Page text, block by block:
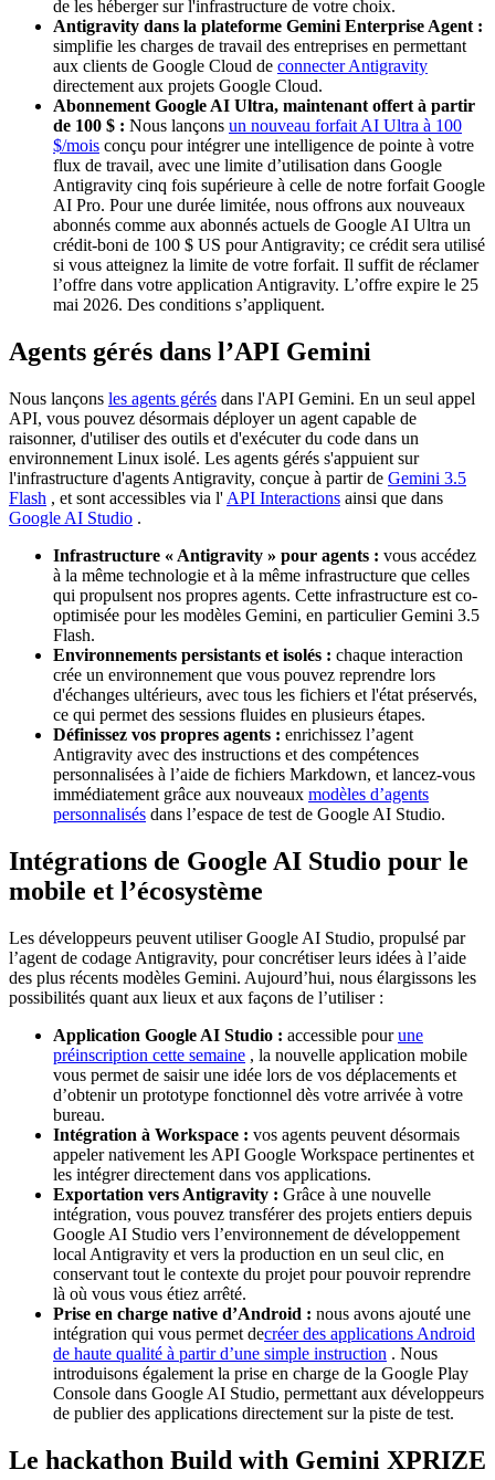
de les héberger sur l'infrastructure de votre choix.
Antigravity dans la plateforme Gemini Enterprise Agent :
simplifie les charges de travail des entreprises en permettant
aux clients de Google Cloud de connecter Antigravity
directement aux projets Google Cloud.
Abonnement Google AI Ultra, maintenant offert à partir
de 100 $ : Nous lançons un nouveau forfait AI Ultra à 100
$/mois conçu pour intégrer une intelligence de pointe à votre
flux de travail, avec une limite d’utilisation dans Google
Antigravity cinq fois supérieure à celle de notre forfait Google
AI Pro. Pour une durée limitée, nous offrons aux nouveaux
abonnés comme aux abonnés actuels de Google AI Ultra un
crédit-boni de 100 $ US pour Antigravity; ce crédit sera utilisé
si vous atteignez la limite de votre forfait. Il suffit de réclamer
l’offre dans votre application Antigravity. L’offre expire le 25
mai 2026. Des conditions s’appliquent.
Agents gérés dans l’API Gemini
Nous lançons les agents gérés dans l'API Gemini. En un seul appel
API, vous pouvez désormais déployer un agent capable de
raisonner, d'utiliser des outils et d'exécuter du code dans un
environnement Linux isolé. Les agents gérés s'appuient sur
l'infrastructure d'agents Antigravity, conçue à partir de Gemini 3.5
Flash , et sont accessibles via l' API Interactions ainsi que dans
Google AI Studio .
Infrastructure « Antigravity » pour agents : vous accédez
à la même technologie et à la même infrastructure que celles
qui propulsent nos propres agents. Cette infrastructure est co-
optimisée pour les modèles Gemini, en particulier Gemini 3.5
Flash.
Environnements persistants et isolés : chaque interaction
crée un environnement que vous pouvez reprendre lors
d'échanges ultérieurs, avec tous les fichiers et l'état préservés,
ce qui permet des sessions fluides en plusieurs étapes.
Définissez vos propres agents : enrichissez l’agent
Antigravity avec des instructions et des compétences
personnalisées à l’aide de fichiers Markdown, et lancez-vous
immédiatement grâce aux nouveaux modèles d’agents
personnalisés dans l’espace de test de Google AI Studio.
Intégrations de Google AI Studio pour le
mobile et l’écosystème
Les développeurs peuvent utiliser Google AI Studio, propulsé par
l’agent de codage Antigravity, pour concrétiser leurs idées à l’aide
des plus récents modèles Gemini. Aujourd’hui, nous élargissons les
possibilités quant aux lieux et aux façons de l’utiliser :
Application Google AI Studio : accessible pourune
préinscription cette semaine , la nouvelle application mobile
vous permet de saisir une idée lors de vos déplacements et
d’obtenir un prototype fonctionnel dès votre arrivée à votre
bureau.
Intégration à Workspace : vos agents peuvent désormais
appeler nativement les API Google Workspace pertinentes et
les intégrer directement dans vos applications.
Exportation vers Antigravity : Grâce à une nouvelle
intégration, vous pouvez transférer des projets entiers depuis
Google AI Studio vers l’environnement de développement
local Antigravity et vers la production en un seul clic, en
conservant tout le contexte du projet pour pouvoir reprendre
là où vous vous étiez arrêté.
Prise en charge native d’Android : nous avons ajouté une
intégration qui vous permet decréer des applications Android
de haute qualité à partir d’une simple instruction . Nous
introduisons également la prise en charge de la Google Play
Console dans Google AI Studio, permettant aux développeurs
de publier des applications directement sur la piste de test.
Le hackathon Build with Gemini XPRIZE